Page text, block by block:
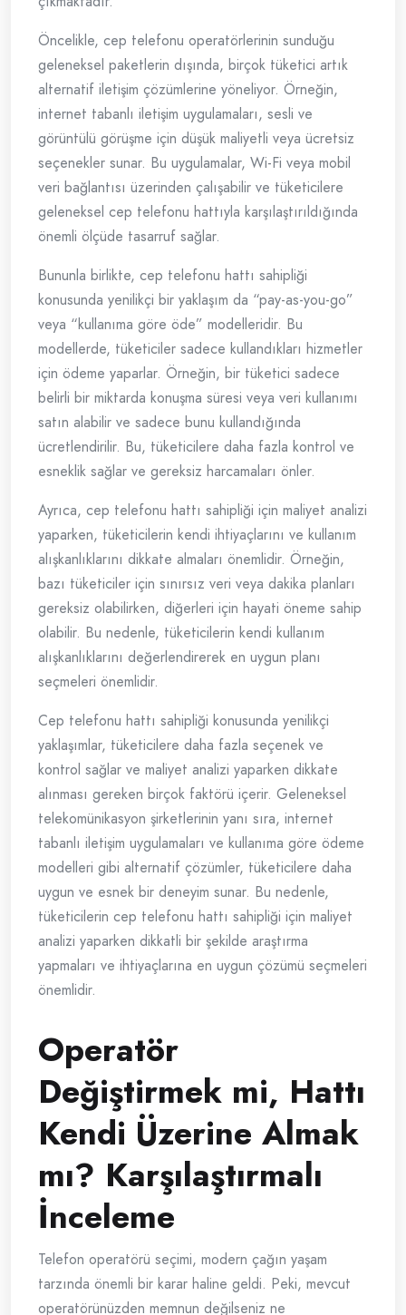
Öncelikle, cep telefonu operatörlerinin sunduğu
geleneksel paketlerin dışında, birçok tüketici artık
alternatif iletişim çözümlerine yöneliyor. Örneğin,
internet tabanlı iletişim uygulamaları, sesli ve
görüntülü görüşme için düşük maliyetli veya ücretsiz
seçenekler sunar. Bu uygulamalar, Wi-Fi veya mobil
veri bağlantısı üzerinden çalışabilir ve tüketicilere
geleneksel cep telefonu hattıyla karşılaştırıldığında
önemli ölçüde tasarruf sağlar.
Bununla birlikte, cep telefonu hattı sahipliği
konusunda yenilikçi bir yaklaşım da “pay-as-you-go”
veya “kullanıma göre öde” modelleridir. Bu
modellerde, tüketiciler sadece kullandıkları hizmetler
için ödeme yaparlar. Örneğin, bir tüketici sadece
belirli bir miktarda konuşma süresi veya veri kullanımı
satın alabilir ve sadece bunu kullandığında
ücretlendirilir. Bu, tüketicilere daha fazla kontrol ve
esneklik sağlar ve gereksiz harcamaları önler.
Ayrıca, cep telefonu hattı sahipliği için maliyet analizi
yaparken, tüketicilerin kendi ihtiyaçlarını ve kullanım
alışkanlıklarını dikkate almaları önemlidir. Örneğin,
bazı tüketiciler için sınırsız veri veya dakika planları
gereksiz olabilirken, diğerleri için hayati öneme sahip
olabilir. Bu nedenle, tüketicilerin kendi kullanım
alışkanlıklarını değerlendirerek en uygun planı
seçmeleri önemlidir.
Cep telefonu hattı sahipliği konusunda yenilikçi
yaklaşımlar, tüketicilere daha fazla seçenek ve
kontrol sağlar ve maliyet analizi yaparken dikkate
alınması gereken birçok faktörü içerir. Geleneksel
telekomünikasyon şirketlerinin yanı sıra, internet
tabanlı iletişim uygulamaları ve kullanıma göre ödeme
modelleri gibi alternatif çözümler, tüketicilere daha
uygun ve esnek bir deneyim sunar. Bu nedenle,
tüketicilerin cep telefonu hattı sahipliği için maliyet
analizi yaparken dikkatli bir şekilde araştırma
yapmaları ve ihtiyaçlarına en uygun çözümü seçmeleri
önemlidir.
Operatör
Değiştirmek mi, Hattı
Kendi Üzerine Almak
mı? Karşılaştırmalı
İnceleme
Telefon operatörü seçimi, modern çağın yaşam
tarzında önemli bir karar haline geldi. Peki, mevcut
operatörünüzden memnun değilseniz ne